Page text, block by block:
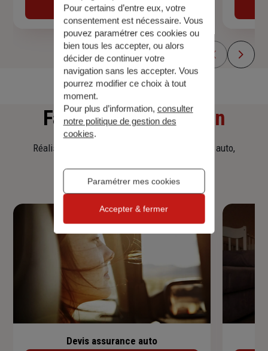
Découvrir
Faitesune simulation
Réalisez une simulation tarifaire d'assurance, auto,
Devis assurance auto
Pour certains d’entre eux, votre
consentement est nécessaire. Vous
pouvez paramétrer ces cookies ou
bien tous les accepter, ou alors
décider de continuer votre
navigation sans les accepter. Vous
pourrez modifier ce choix à tout
moment.
Pour plus d’information, consulter
notre politique de gestion des
cookies.
Paramétrer mes cookies
Accepter & fermer